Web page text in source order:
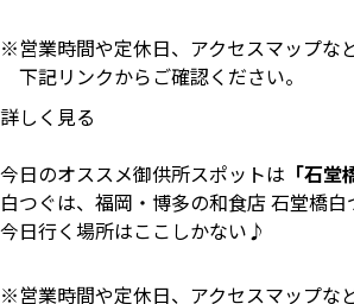
営業時間や定休日、アクセスマップな
下記リンクからご確認ください。
詳しく見る
今日のオススメ御供所スポットは 「石堂
白つぐは、福岡・博多の和食店 石堂橋白
今日行く場所はここしかない♪
営業時間や定休日、アクセスマップな